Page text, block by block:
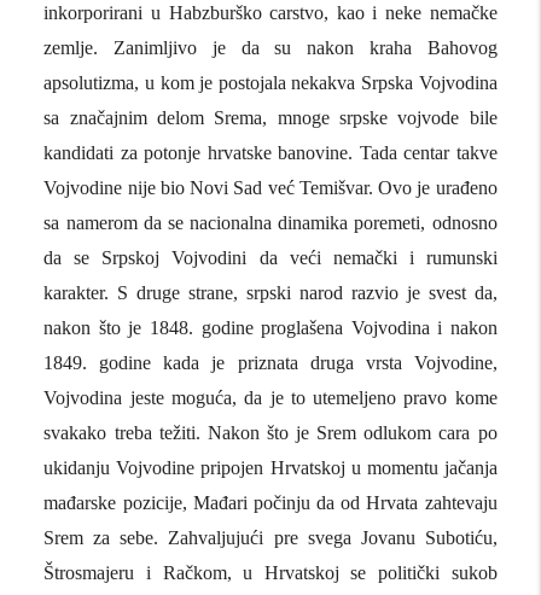
inkorporirani u Habzburško carstvo, kao i neke nemačke
zemlje. Zanimljivo je da su nakon kraha Bahovog
apsolutizma, u kom je postojala nekakva Srpska Vojvodina
sa značajnim delom Srema, mnoge srpske vojvode bile
kandidati za potonje hrvatske banovine. Tada centar takve
Vojvodine nije bio Novi Sad već Temišvar. Ovo je urađeno
sa namerom da se nacionalna dinamika poremeti, odnosno
da se Srpskoj Vojvodini da veći nemački i rumunski
karakter. S druge strane, srpski narod razvio je svest da,
nakon što je 1848. godine proglašena Vojvodina i nakon
1849. godine kada je priznata druga vrsta Vojvodine,
Vojvodina jeste moguća, da je to utemeljeno pravo kome
svakako treba težiti. Nakon što je Srem odlukom cara po
ukidanju Vojvodine pripojen Hrvatskoj u momentu jačanja
mađarske pozicije, Mađari počinju da od Hrvata zahtevaju
Srem za sebe. Zahvaljujući pre svega Jovanu Subotiću,
Štrosmajeru i Račkom, u Hrvatskoj se politički sukob